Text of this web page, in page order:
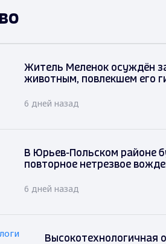
Житель Меленок осуждён
животным, повлекшем его
6 дней назад
В Юрьев-Польском районе
повторное нетрезвое
6 дней назад
Высокотехнологичная